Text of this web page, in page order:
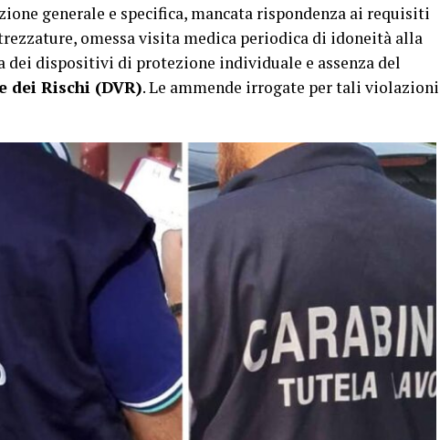
generale e specifica, mancata rispondenza ai requisiti
omessa visita medica periodica di idoneità alla
dei dispositivi di protezione individuale e assenza del
dei Rischi (DVR). Le ammende irrogate per tali violazioni